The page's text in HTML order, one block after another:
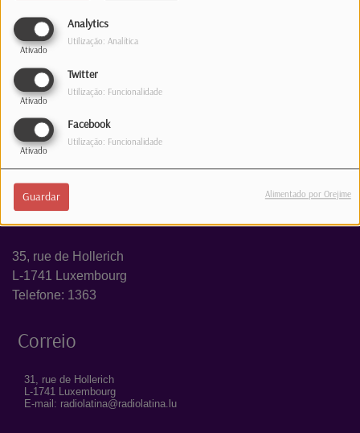
Analytics
Ativado
Utilização: Analítica
Twitter
Ativado
Utilização: Funcionalidade
Facebook
Ativado
Utilização: Funcionalidade
Guardar Alimentado por Orejime
Estúdio
35, rue de Hollerich
L-1741 Luxembourg
Telefone: 1363
Correio
31, rue de Hollerich
L-1741 Luxembourg
E-mail: radiolatina@radiolatina.lu